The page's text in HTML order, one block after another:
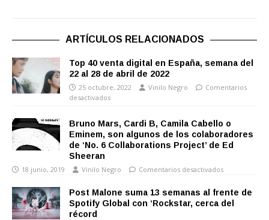
ARTÍCULOS RELACIONADOS
Top 40 venta digital en España, semana del
22 al 28 de abril de 2022
25 octubre, 2022 Vinilo Negro
Comentarios
desactivados
Bruno Mars, Cardi B, Camila Cabello o
Eminem, son algunos de los colaboradores
de ‘No. 6 Collaborations Project’ de Ed
Sheeran
18 junio, 2019 Vinilo Negro Comentarios desactivados
Post Malone suma 13 semanas al frente de
Spotify Global con ‘Rockstar, cerca del
récord